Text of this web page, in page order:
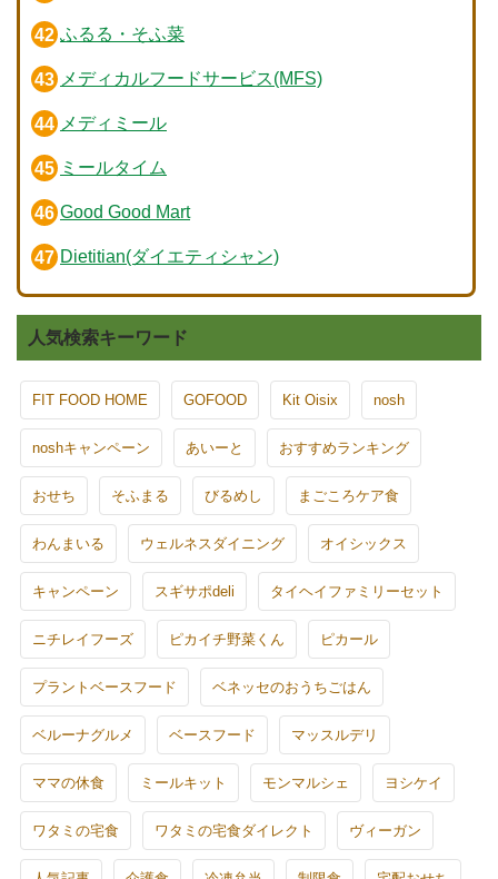
ふるる・そふ菜
メディカルフードサービス(MFS)
メディミール
ミールタイム
Good Good Mart
Dietitian(ダイエティシャン)
人気検索キーワード
FIT FOOD HOME GOFOOD Kit Oisix nosh
noshキャンペーン あいーと おすすめランキング
おせち そふまる びるめし まごころケア食
わんまいる ウェルネスダイニング オイシックス
キャンペーン スギサポdeli タイヘイファミリーセット
ニチレイフーズ ピカイチ野菜くん ピカール
プラントベースフード ベネッセのおうちごはん
ベルーナグルメ ベースフード マッスルデリ
ママの休食 ミールキット モンマルシェ ヨシケイ
ワタミの宅食 ワタミの宅食ダイレクト ヴィーガン